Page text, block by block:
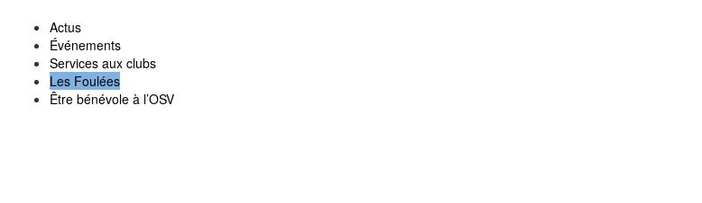
Actus
Événements
Services aux clubs
Les Foulées
Être bénévole à l’OSV